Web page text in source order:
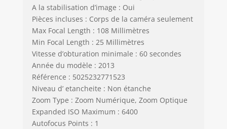
A la stabilisation d’image : Oui
Pièces incluses : Corps de la caméra seulement
Max Focal Length : 108 Millimètres
Min Focal Length : 25 Millimètres
Vitesse d’obturation minimale : 60 secondes
Année du modèle : 2013
Référence : 5025232771523
Niveau d’ etancheite : Non étanche
Zoom Type : Zoom Numérique, Zoom Optique
Expanded ISO Maximum : 6400
Autofocus Points : 1